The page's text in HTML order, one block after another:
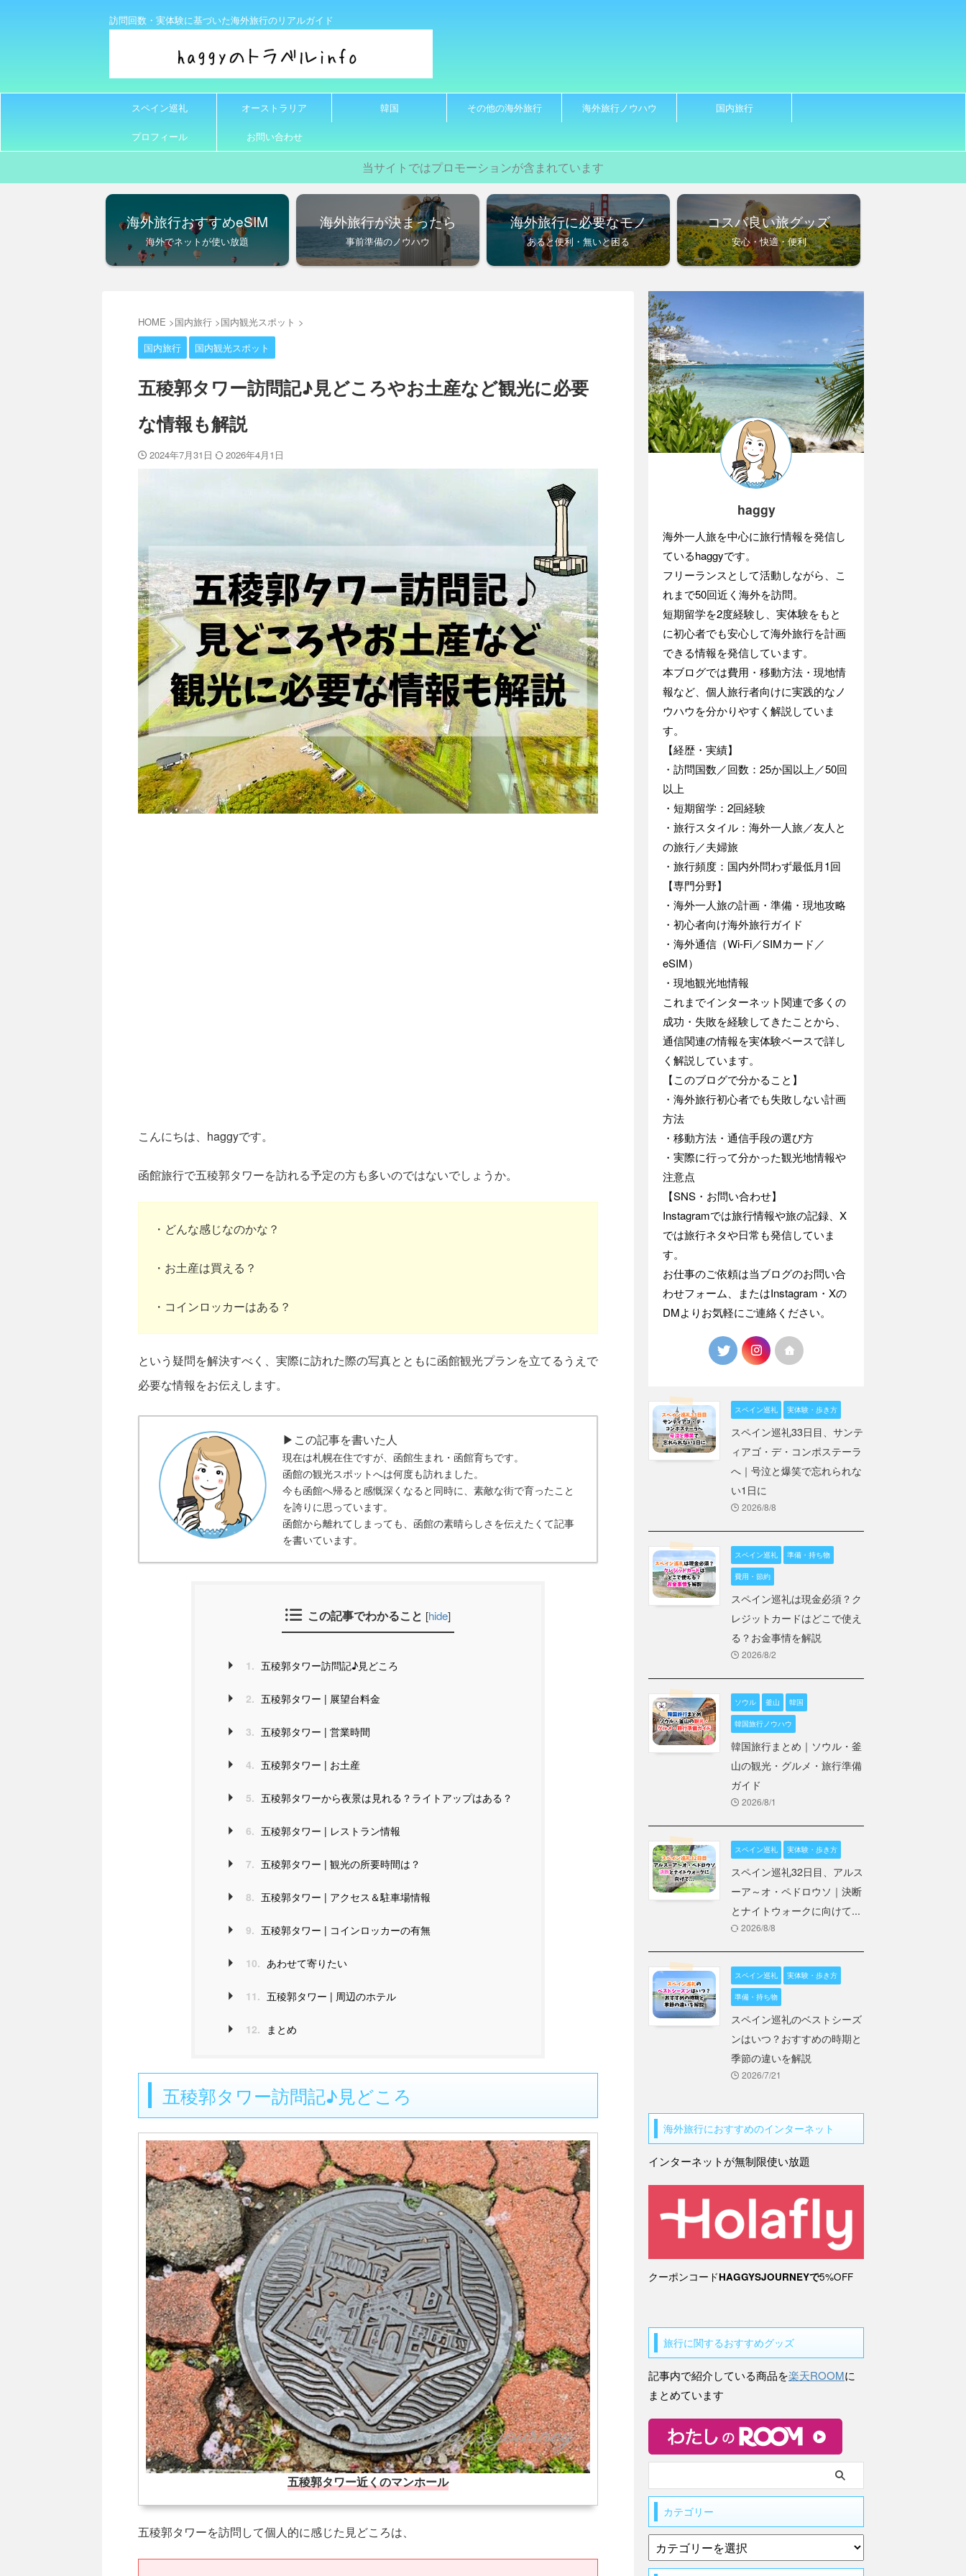
訪問回数・実体験に基づいた海外旅行のリアルガイド
スペイン巡礼 オーストラリア 韓国 その他の海外旅行 海外旅行ノウハウ 国内旅行
プロフィール お問い合わせ
当サイトではプロモーションが含まれています
海外旅行おすすめeSIM
海外でネットが使い放題
海外旅行が決まったら
事前準備のノウハウ
海外旅行に必要なモノ
あると便利・無いと困る
コスパ良い旅グッズ
安心・快適・便利
HOME >国内旅行 >国内観光スポット >
国内旅行
国内観光スポット
五稜郭タワー訪問記♪見どころやお土産など観光に必要
な情報も解説
2024年7月31日 2026年4月1日
こんにちは、haggyです。
函館旅行で五稜郭タワーを訪れる予定の方も多いのではないでしょうか。
・どんな感じなのかな？
・お土産は買える？
・コインロッカーはある？
という疑問を解決すべく、実際に訪れた際の写真とともに函館観光プランを立てるうえで
必要な情報をお伝えします。
▶この記事を書いた人
現在は札幌在住ですが、函館生まれ・函館育ちです。
函館の観光スポットへは何度も訪れました。
今も函館へ帰ると感慨深くなると同時に、素敵な街で育ったこと
を誇りに思っています。
函館から離れてしまっても、函館の素晴らしさを伝えたくて記事
を書いています。
この記事でわかること [hide]
1. 五稜郭タワー訪問記♪見どころ
2. 五稜郭タワー | 展望台料金
3. 五稜郭タワー | 営業時間
4. 五稜郭タワー | お土産
5. 五稜郭タワーから夜景は見れる？ライトアップはある？
6. 五稜郭タワー | レストラン情報
7. 五稜郭タワー | 観光の所要時間は？
8. 五稜郭タワー | アクセス＆駐車場情報
9. 五稜郭タワー | コインロッカーの有無
10. あわせて寄りたい
11. 五稜郭タワー | 周辺のホテル
12. まとめ
五稜郭タワー訪問記♪見どころ
五稜郭タワー近くのマンホール
五稜郭タワーを訪問して個人的に感じた見どころは、
haggy
海外一人旅を中心に旅行情報を発信し
ているhaggyです。
フリーランスとして活動しながら、こ
れまで50回近く海外を訪問。
短期留学を2度経験し、実体験をもと
に初心者でも安心して海外旅行を計画
できる情報を発信しています。
本ブログでは費用・移動方法・現地情
報など、個人旅行者向けに実践的なノ
ウハウを分かりやすく解説していま
す。
【経歴・実績】
・訪問国数／回数：25か国以上／50回
以上
・短期留学：2回経験
・旅行スタイル：海外一人旅／友人と
の旅行／夫婦旅
・旅行頻度：国内外問わず最低月1回
【専門分野】
・海外一人旅の計画・準備・現地攻略
・初心者向け海外旅行ガイド
・海外通信（Wi-Fi／SIMカード／
eSIM）
・現地観光地情報
これまでインターネット関連で多くの
成功・失敗を経験してきたことから、
通信関連の情報を実体験ベースで詳し
く解説しています。
【このブログで分かること】
・海外旅行初心者でも失敗しない計画
方法
・移動方法・通信手段の選び方
・実際に行って分かった観光地情報や
注意点
【SNS・お問い合わせ】
Instagramでは旅行情報や旅の記録、X
では旅行ネタや日常も発信していま
す。
お仕事のご依頼は当ブログのお問い合
わせフォーム、またはInstagram・Xの
DMよりお気軽にご連絡ください。
スペイン巡礼 実体験・歩き方
スペイン巡礼33日目、サンテ
ィアゴ・デ・コンポステーラ
へ｜号泣と爆笑で忘れられな
い1日に
2026/8/8
スペイン巡礼 準備・持ち物
費用・節約
スペイン巡礼は現金必須？ク
レジットカードはどこで使え
る？お金事情を解説
2026/8/2
ソウル 釜山 韓国
韓国旅行ノウハウ
韓国旅行まとめ｜ソウル・釜
山の観光・グルメ・旅行準備
ガイド
2026/8/1
スペイン巡礼 実体験・歩き方
スペイン巡礼32日目、アルス
ーア～オ・ペドロウソ｜決断
とナイトウォークに向けて...
2026/8/8
スペイン巡礼 実体験・歩き方
準備・持ち物
スペイン巡礼のベストシーズ
ンはいつ？おすすめの時期と
季節の違いを解説
2026/7/21
海外旅行におすすめのインターネット
インターネットが無制限使い放題
クーポンコードHAGGYSJOURNEYで5%OFF
旅行に関するおすすめグッズ
記事内で紹介している商品を楽天ROOMに
まとめています
カテゴリー